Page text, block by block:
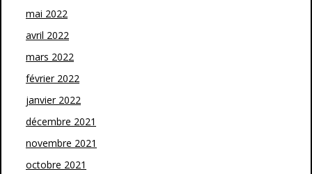
mai 2022
avril 2022
mars 2022
février 2022
janvier 2022
décembre 2021
novembre 2021
octobre 2021